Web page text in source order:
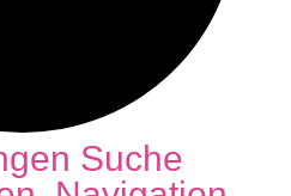
Suche